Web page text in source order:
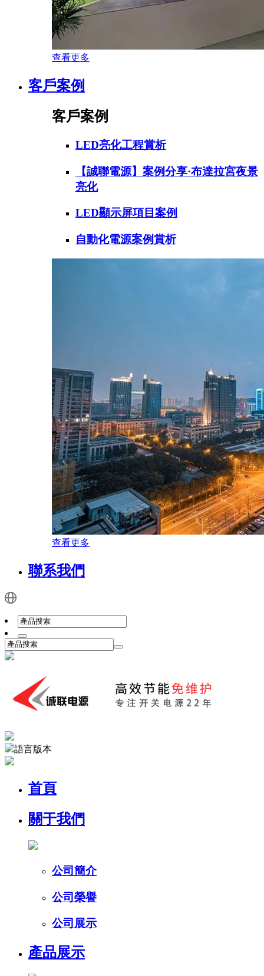
查看更多
客戶案例
客戶案例
LED亮化工程賞析
【誠聯電源】案例分享·布達拉宮夜景
亮化
LED顯示屏項目案例
自動化電源案例賞析
查看更多
聯系我們
語言版本
首頁
關于我們
公司簡介
公司榮譽
公司展示
產品展示